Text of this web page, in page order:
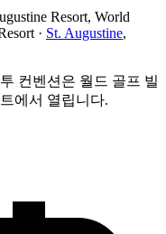
Resort, World
· St. Augustine,
컨벤션은 월드 골프 빌
에서 열립니다.